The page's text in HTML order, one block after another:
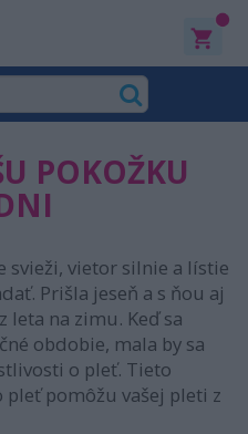
POKOŽKU
svieži, vietor silnie a lístie
Prišla jeseň a s ňou aj
leta na zimu. Keď sa
obdobie, mala by sa
o pleť. Tieto
pomôžu vašej pleti z